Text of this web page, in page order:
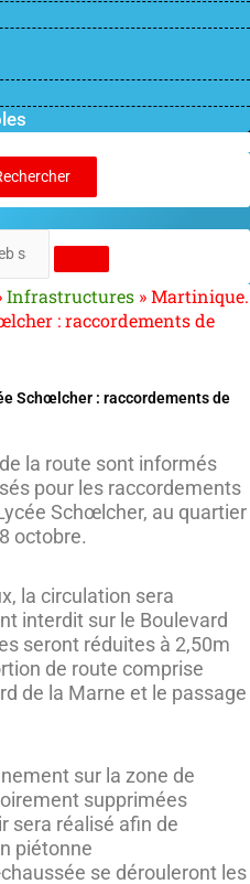
Infrastructures »Martinique.
: raccordements de
Schœlcher : raccordements de
la route sont informés
pour les raccordements
Schœlcher, au quartier
octobre.
la circulation sera
interdit sur le Boulevard
seront réduites à 2,50m
de route comprise
de la Marne et le passage
sur la zone de
supprimées
sera réalisé afin de
piétonne
se dérouleront les